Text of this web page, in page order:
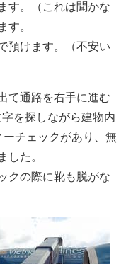
す。（これは聞かな
す。
預けます。（不安い
て通路を右手に進む
を探しながら建物内
チェックがあり、無
した。
クの際に靴も脱がな